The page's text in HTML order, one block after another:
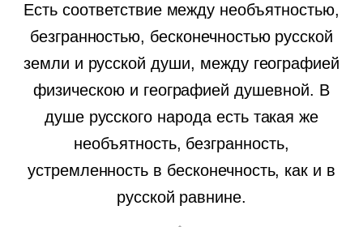
Есть соответствие между необъятностью,
безгранностью, бесконечностью русской
земли и русской души, между географией
физическою и географией душевной. В
душе русского народа есть такая же
необъятность, безгранность,
устремленность в бесконечность, как и в
русской равнине.